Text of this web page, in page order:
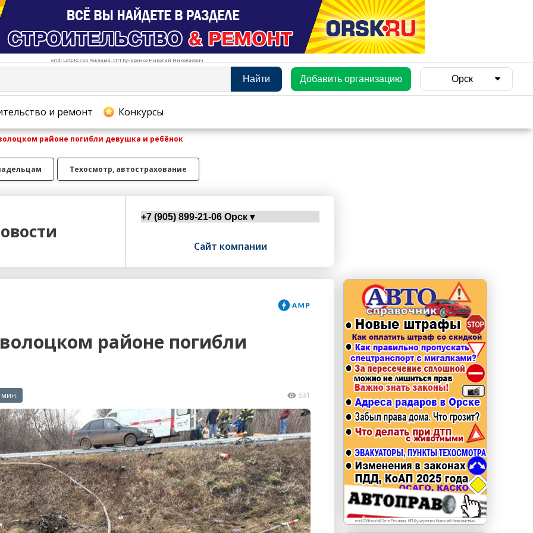
erid: LdtCKcsSb Реклама. ИП Кучеренко Николай Николаевич
Найти Добавить организацию Орск
и ремонт Конкурсы
erid: LdtCKJjWj Реклама. ИП Кучеренко Николай
Николаевич
районе погибли девушка и ребёнок
Техосмотр, автострахование
Сайт компании
районе погибли
мин. 631
erid:2VfnxxhKSem Реклама. ИП Кучеренко Николай Николаевич